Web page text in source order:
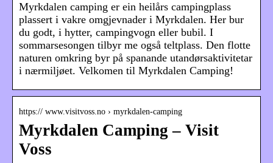
Myrkdalen camping er ein heilårs campingplass
plassert i vakre omgjevnader i Myrkdalen. Her bur
du godt, i hytter, campingvogn eller bubil. I
sommarsesongen tilbyr me også teltplass. Den flotte
naturen omkring byr på spanande utandørsaktivitetar
i nærmiljøet. Velkomen til Myrkdalen Camping!
https:// www.visitvoss.no › myrkdalen-camping
Myrkdalen Camping – Visit
Voss